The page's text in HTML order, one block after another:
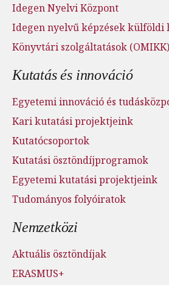
Idegen Nyelvi Központ
Idegen nyelvű képzések külföldi
Könyvtári szolgáltatások (OMIKK)
Kutatás és innováció
Egyetemi innováció és
Kari kutatási projektjeink
Kutatócsoportok
Kutatási ösztöndíjprogramok
Egyetemi kutatási projektjeink
Tudományos folyóiratok
Nemzetközi
Aktuális ösztöndíjak
ERASMUS+